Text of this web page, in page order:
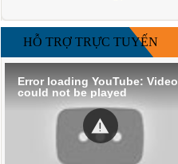
HỖ TRỢ TRỰC TUYẾN
Error loading YouTube: Video
could not be played